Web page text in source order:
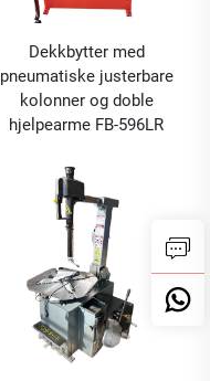
Dekkbytter med
pneumatiske justerbare
kolonner og doble
hjelpearme FB-596LR